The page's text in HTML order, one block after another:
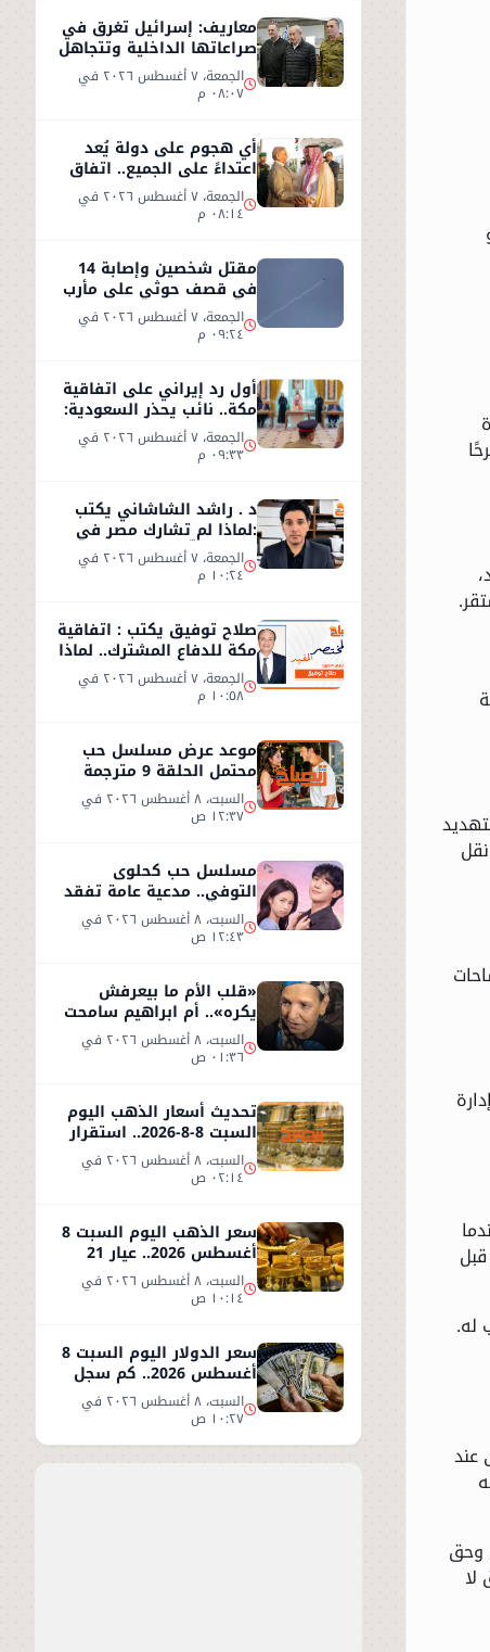
له.
عند
وحق
معاريف: إسرائيل تغرق في
صراعاتها الداخلية وتتجاهل
«تسونامي» سياسيًا قادمًا
من أمريكا الجمعة، ٧ أغسطس ٢٠٢٦ في
٠٨:٠٧ م
أي هجوم على دولة يُعد
اعتداءً على الجميع.. اتفاق
دفاعي جديد في مكة الجمعة، ٧ أغسطس ٢٠٢٦ في
٠٨:١٤ م
مقتل شخصين وإصابة 14
في قصف حوثي على مأرب
الجمعة، ٧ أغسطس ٢٠٢٦ في
٠٩:٢٤ م
أول رد إيراني على اتفاقية
مكة.. نائب يحذر السعودية:
الاتفاق لن يوفر الأمن الجمعة، ٧ أغسطس ٢٠٢٦ في
٠٩:٣٣ م
د . راشد الشاشاني يكتب
:لماذا لم تشارك مصر في
اتفاق مكّة ؟ الجمعة، ٧ أغسطس ٢٠٢٦ في
١٠:٢٤ م
صلاح توفيق يكتب : اتفاقية
مكة للدفاع المشترك.. لماذا
غابت مصر؟ الجمعة، ٧ أغسطس ٢٠٢٦ في
١٠:٥٨ م
موعد عرض مسلسل حب
محتمل الحلقة 9 مترجمة
على شاهد السبت، ٨ أغسطس ٢٠٢٦ في
١٢:٣٧ ص
مسلسل حب كحلوى
التوفي.. مدعية عامة تفقد
ذاكرتها وتبدأ قصة حب
غامضة السبت، ٨ أغسطس ٢٠٢٦ في
١٢:٤٣ ص
«قلب الأم ما بيعرفش
يكره».. أم ابراهيم سامحت
ابنها بعد طردها من المنزل
!! السبت، ٨ أغسطس ٢٠٢٦ في
٠١:٣٦ ص
تحديث أسعار الذهب اليوم
السبت 8-8-2026.. استقرار
نسبي في سوق الصاغة
السبت، ٨ أغسطس ٢٠٢٦ في
٠٢:١٤ ص
سعر الذهب اليوم السبت 8
أغسطس 2026.. عيار 21
يحافظ على مستواه السبت، ٨ أغسطس ٢٠٢٦ في
١٠:١٤ ص
سعر الدولار اليوم السبت 8
أغسطس 2026.. كم سجل
مقابل الجنيه؟ السبت، ٨ أغسطس ٢٠٢٦ في
١٠:٢٧ ص